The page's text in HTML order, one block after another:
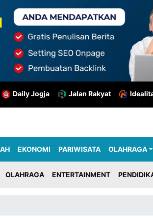
Daily Jogja Jalan Rakyat
EKONOMI PARIWISATA OLAHRAGA
OLAHRAGA ENTERTAINMENT